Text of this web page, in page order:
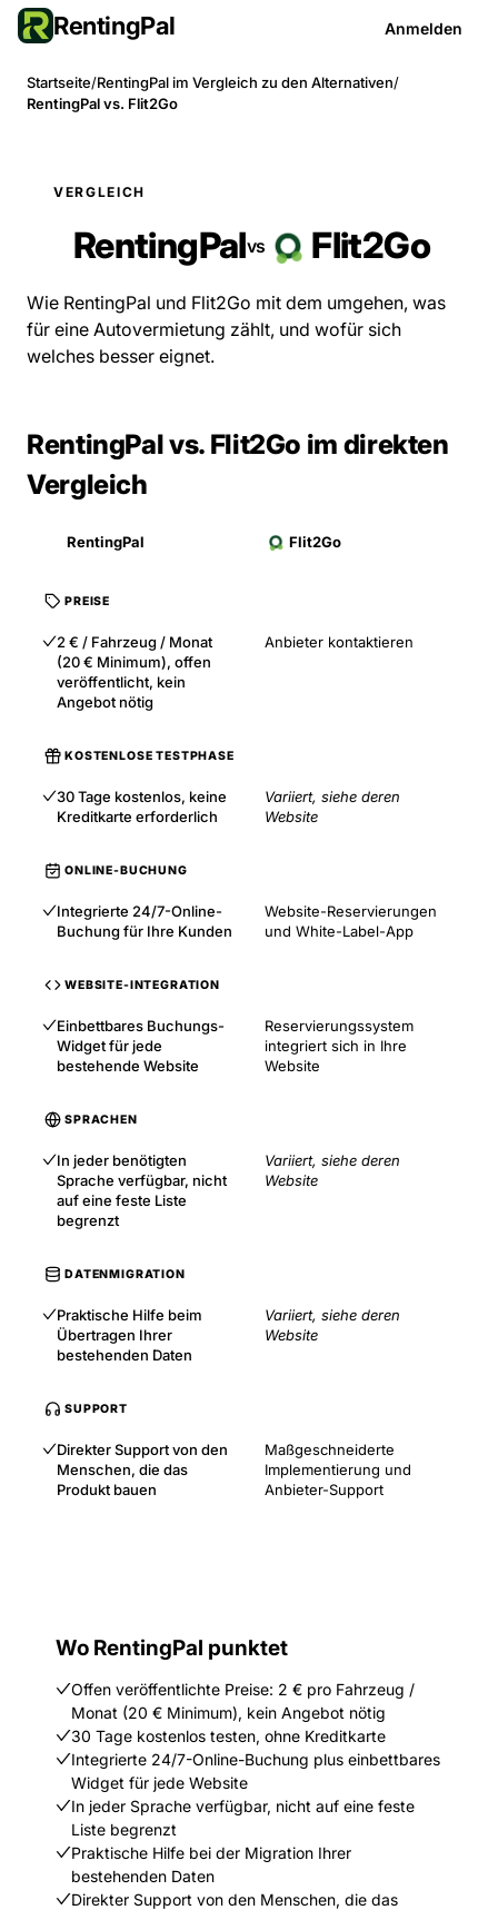
RentingPal Anmelden
Startseite/RentingPal im Vergleich zu den Alternativen/
RentingPal vs. Flit2Go
VERGLEICH
RentingPalvs Flit2Go
Wie RentingPal und Flit2Go mit dem umgehen, was
für eine Autovermietung zählt, und wofür sich
welches besser eignet.
RentingPal vs. Flit2Go im direkten
Vergleich
RentingPal Flit2Go
PREISE
2 € / Fahrzeug / Monat
(20 € Minimum), offen
veröffentlicht, kein
Angebot nötig
Anbieter kontaktieren
KOSTENLOSE TESTPHASE
30 Tage kostenlos, keine
Kreditkarte erforderlich
Variiert, siehe deren
Website
ONLINE-BUCHUNG
Integrierte 24/7-Online-
Buchung für Ihre Kunden
Website-Reservierungen
und White-Label-App
WEBSITE-INTEGRATION
Einbettbares Buchungs-
Widget für jede
bestehende Website
Reservierungssystem
integriert sich in Ihre
Website
SPRACHEN
In jeder benötigten
Sprache verfügbar, nicht
auf eine feste Liste
begrenzt
Variiert, siehe deren
Website
DATENMIGRATION
Praktische Hilfe beim
Übertragen Ihrer
bestehenden Daten
Variiert, siehe deren
Website
SUPPORT
Direkter Support von den
Menschen, die das
Produkt bauen
Maßgeschneiderte
Implementierung und
Anbieter-Support
Wo RentingPal punktet
Offen veröffentlichte Preise: 2 € pro Fahrzeug /
Monat (20 € Minimum), kein Angebot nötig
30 Tage kostenlos testen, ohne Kreditkarte
Integrierte 24/7-Online-Buchung plus einbettbares
Widget für jede Website
In jeder Sprache verfügbar, nicht auf eine feste
Liste begrenzt
Praktische Hilfe bei der Migration Ihrer
bestehenden Daten
Direkter Support von den Menschen, die das